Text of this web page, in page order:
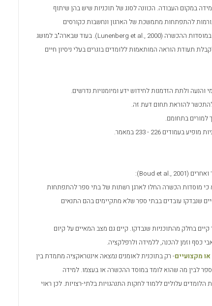
במקום העבודה. הכוונה לסוג של תוכניות שיש בהן שיתוף
תורמות להתפתחות מתמשכת של הארגון ונחשבות כקורסים
ההכשרה (Lunenberg et al., 2000). בעוד שבארה"ב למושג
תעודת הוראה המותאמות ללומדים בוגרים בעלי ניסיון חיים
ולתת הזדמנות לחידוש ידע ומיומנויות נדרשים.
להוראת תחום דעת זה.
למורים בתחומם.
226 - 233 במאמר.
ואחרים (Boud et al., 2001
):
כי מוסדות הכשרה החלו לארגן רשתות של בתי ספר להתפתחות
שנבדקו עובדים בבתי ספר שלא מתקיימים בהם התנאים
בחלק מהתוכניות שנבדקו. קיים גם מצב המאיים על קיום
כסף וזמן להכנה, ללמידה ולרפלקציה.
מקצועיים- רק בתוכנית לאומנים נמצאה אינטראקציה מתמדת בין
לבין מה שהוא לומד במוסד ההכשרה או בעצמו. למידה
עלולים ללמוד לחקות התנהגויות בלתי-רצויות. לכן ראוי